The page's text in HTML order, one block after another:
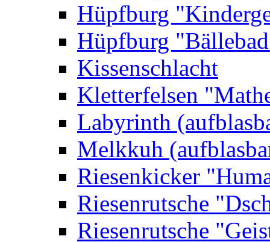
Hüpfburg
Hüpfburg
Kissenschlacht
Kletterfelsen
Labyrinth
Melkkuh
Riesenkicker
Riesenrutsche
Riesenrutsche